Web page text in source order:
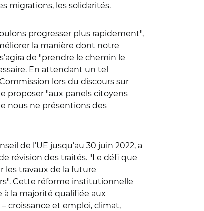
migrations, les solidarités.
progresser plus rapidement",
la manière dont notre
de "prendre le chemin le
En attendant un tel
lors du discours sur
proposer "aux panels citoyens
nous ne présentions des
de l’UE jusqu’au 30 juin 2022, a
révision des traités. "Le défi que
les travaux de la future
Cette réforme institutionnelle
à la majorité qualifiée aux
croissance et emploi, climat,